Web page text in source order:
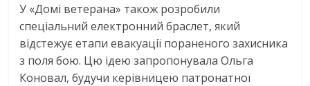
У «Домі ветерана» також розробили
спеціальний електронний браслет, який
відстежує етапи евакуації пораненого захисника
з поля бою. Цю ідею запропонувала Ольга
Коновал, будучи керівницею патронатної